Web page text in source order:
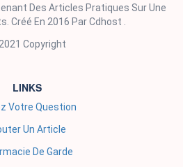
Des Articles Pratiques Sur Une
Créé En 2016 Par Cdhost .
Copyright
LINKS
Votre Question
Un Article
De Garde